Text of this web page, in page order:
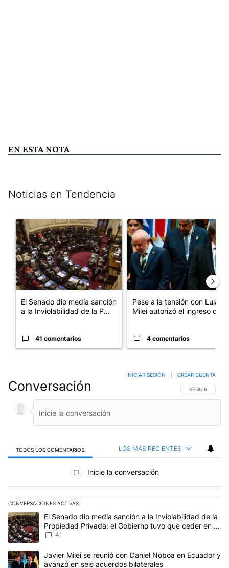
EN ESTA NOTA
Noticias en Tendencia
Un artículo de tendencia con el título "El Senado dio media
El Senado dio media sanción
a la Inviolabilidad de la P...
41 comentarios
Un artículo de tendencia con
Pese a la tensión con Lula,
Milei autorizó el ingreso d...
4 comentarios
Conversación SIGA ESTA
SEGUIR
INICIAR SESIÓN CREAR CUENTA
TODOS LOS COMENTARIOS LOS MÁS RECIENTES
Todos los comentarios
Inicie la conversación
CONVERSACIONES ACTIVAS
Este listado muestra los artículos con más comentarios en los
Un artículo de tendencia con el título "El Senado dio media
El Senado dio media sanción a la Inviolabilidad de la
Propiedad Privada: el Gobierno tuvo que ceder en la
Ley del Manejo del Fuego
41
Un artículo de tendencia con el título "Javier Milei se reunió con
Javier Milei se reunió con Daniel Noboa en Ecuador y
avanzó en seis acuerdos bilaterales